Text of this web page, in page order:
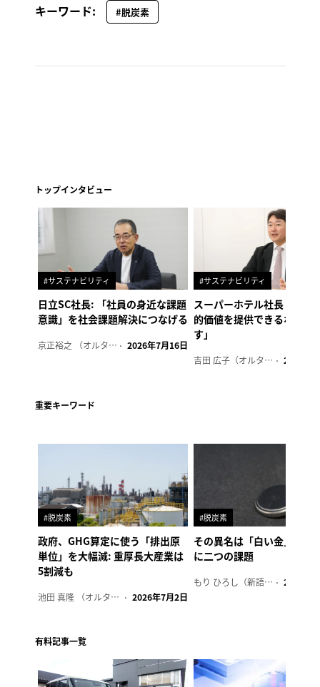
キーワード: #脱炭素
トップインタビュー
#サステナビリティ
日立SC社長: 「社員の身近な課題
意識」を社会課題解決につなげる
京正裕之 （オルタナ副編集長） 2026年7月16日
#サステナビリティ
スーパーホテル社長「地域
的価値を提供できるホテル
す」
吉田 広子（オルタナ輪番編集長） 2026年6
重要キーワード
#脱炭素
政府、GHG算定に使う「排出原
単位」を大幅減: 重厚長大産業は
5割減も
池田 真隆 （オルタナ輪番編集長） 2026年7月2日
#脱炭素
その異名は「白い金」、リ
に二つの課題
もり ひろし（新語ウォッチャー） 2023年7
有料記事一覧